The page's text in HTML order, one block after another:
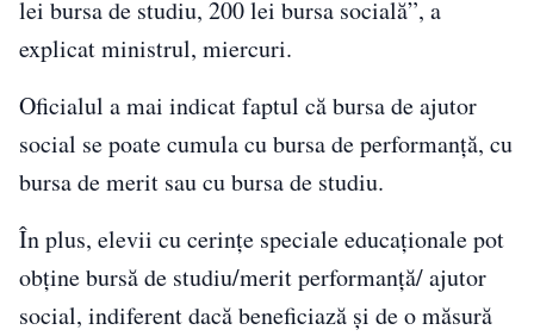
lei bursa de studiu, 200 lei bursa socială”, a
explicat ministrul, miercuri.
Oficialul a mai indicat faptul că bursa de ajutor
social se poate cumula cu bursa de performanţă, cu
bursa de merit sau cu bursa de studiu.
În plus, elevii cu cerinţe speciale educaţionale pot
obţine bursă de studiu/merit performanţă/ ajutor
social, indiferent dacă beneficiază şi de o măsură